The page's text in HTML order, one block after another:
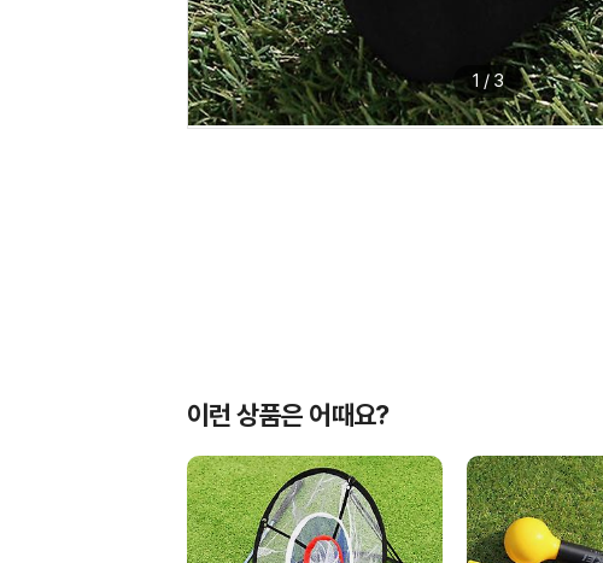
1 / 3
이런 상품은 어때요?